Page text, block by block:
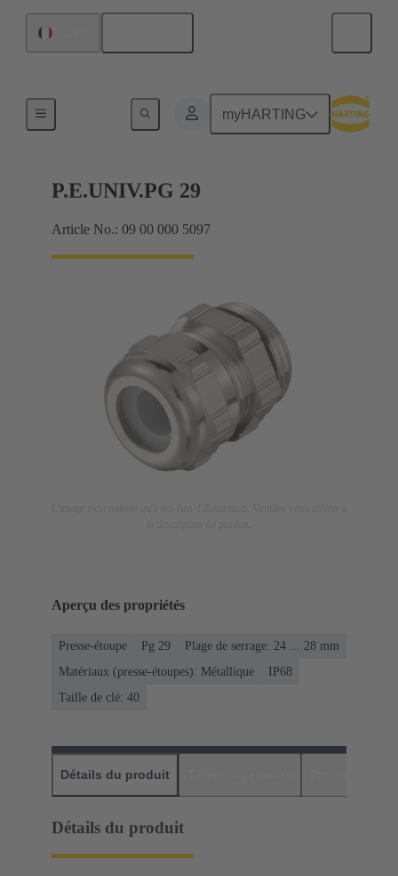
myHARTING
Presse-étoupes
P.E.UNIV.PG 29
Article No.: 09 00 000 5097
Aperçu des propriétés
Presse-étoupe Pg 29
Plage de serrage: 24 ... 28 mm
Matériaux (presse-étoupes): Métallique
IP68
Taille de clé: 40
Détails du produit
Détails du produit